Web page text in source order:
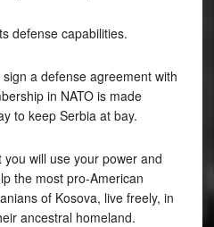
defense capabilities.
a defense agreement with
in NATO is made
to keep Serbia at bay.
will use your power and
the most pro-American
of Kosova, live freely, in
ancestral homeland.